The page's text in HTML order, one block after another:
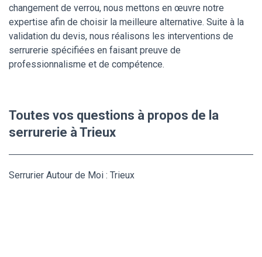
changement de verrou, nous mettons en œuvre notre
expertise afin de choisir la meilleure alternative. Suite à la
validation du devis, nous réalisons les interventions de
serrurerie spécifiées en faisant preuve de
professionnalisme et de compétence.
Toutes vos questions à propos de la
serrurerie à Trieux
Serrurier Autour de Moi : Trieux